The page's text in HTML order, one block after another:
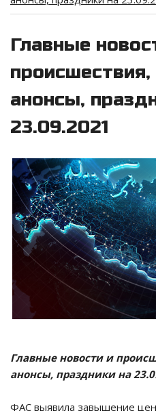
Главные
анонсы,
23.09.2021
Главные новости и
анонсы, праздники на
ФАС выявила завышение цен